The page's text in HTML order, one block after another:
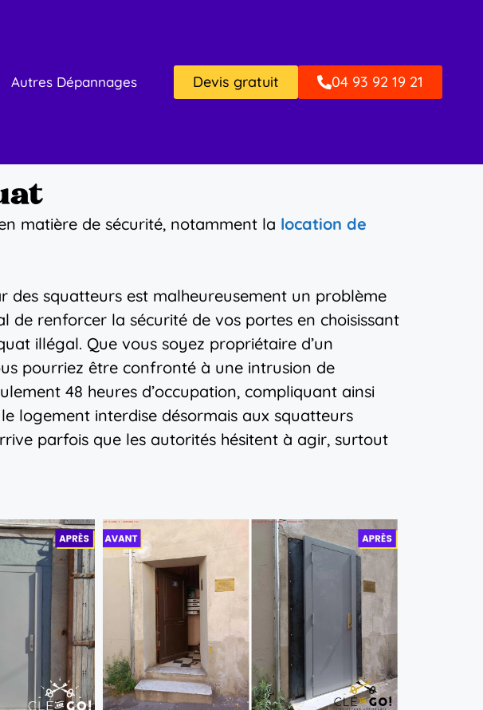
Autres Dépannages Devis gratuit 04 93 92 19 21
matière de sécurité, notamment la location de
des squatteurs est malheureusement un problème
renforcer la sécurité de vos portes en choisissant
illégal. Que vous soyez propriétaire d’un
pourriez être confronté à une intrusion de
48 heures d’occupation, compliquant ainsi
logement interdise désormais aux squatteurs
parfois que les autorités hésitent à agir, surtout